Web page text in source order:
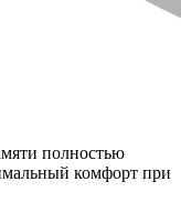
полностью
комфорт при